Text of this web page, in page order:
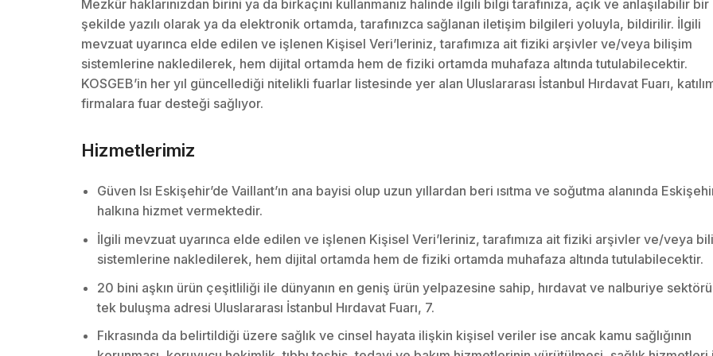
Mezkûr haklarınızdan birini ya da birkaçını kullanmanız halinde ilgili bilgi tarafınıza, açık ve anlaşılabilir bir
şekilde yazılı olarak ya da elektronik ortamda, tarafınızca sağlanan iletişim bilgileri yoluyla, bildirilir. İlgili
mevzuat uyarınca elde edilen ve işlenen Kişisel Veri’leriniz, tarafımıza ait fiziki arşivler ve/veya bilişim
sistemlerine nakledilerek, hem dijital ortamda hem de fiziki ortamda muhafaza altında tutulabilecektir.
KOSGEB’in her yıl güncellediği nitelikli fuarlar listesinde yer alan Uluslararası İstanbul Hırdavat Fuarı,
firmalara fuar desteği sağlıyor.
Hizmetlerimiz
Güven Isı Eskişehir’de Vaillant’ın ana bayisi olup uzun yıllardan beri ısıtma ve soğutma alanında
halkına hizmet vermektedir.
İlgili mevzuat uyarınca elde edilen ve işlenen Kişisel Veri’leriniz, tarafımıza ait fiziki arşivler ve/veya
sistemlerine nakledilerek, hem dijital ortamda hem de fiziki ortamda muhafaza altında tutulabilecektir.
20 bini aşkın ürün çeşitliliği ile dünyanın en geniş ürün yelpazesine sahip, hırdavat ve nalburiye
tek buluşma adresi Uluslararası İstanbul Hırdavat Fuarı, 7.
Fıkrasında da belirtildiği üzere sağlık ve cinsel hayata ilişkin kişisel veriler ise ancak kamu sağlığının